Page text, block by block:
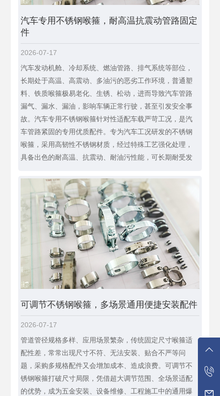
汽车专用不锈钢喉箍，耐高温抗震动管路固定
件
2026-07-17
汽车发动机舱、冷却系统、燃油管路、排气系统等部位，
长期处于高温、高震动、多油污的恶劣工作环境，普通塑
料、铁质喉箍极易老化、生锈、松动，进而导致汽车管路
漏气、漏水、漏油，影响车辆正常行驶，甚至引发安全事
故。汽车专用不锈钢喉箍针对性适配车载严苛工况，是汽
车管路紧固的专用优质配件。专为汽车工况研发的不锈钢
喉箍，采用高韧性不锈钢材质，经过特殊工艺强化处理，
具备出色的耐高温、抗震动、耐油污性能，可长期耐受发
可调节不锈钢喉箍，多场景通用便捷安装配件
2026-07-17
管道管径规格多样、应用场景繁杂，传统固定尺寸喉箍适
配性差，常常出现尺寸不符、无法安装、贴合不严等问
题，采购多规格配件又会增加成本、造成浪费。可调节不
锈钢喉箍打破尺寸局限，凭借超大调节范围、全场景适配
的优势，成为五金安装、设备维修、工程施工中的通用爆